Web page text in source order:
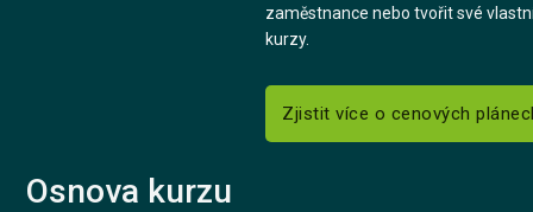
zaměstnance nebo tvořit své
kurzy.
Zjistit více o cenových
Osnova kurzu